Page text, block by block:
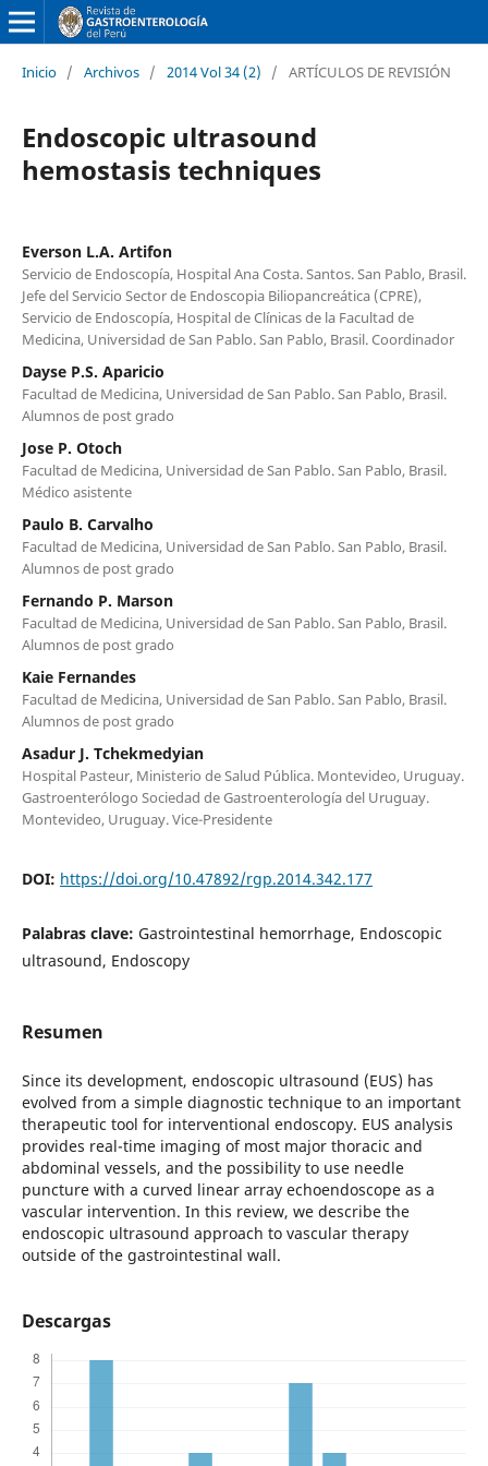
Inicio / Archivos / 2014 Vol 34 (2) / ARTÍCULOS DE REVISIÓN
Endoscopic ultrasound
hemostasis techniques
Everson L.A. Artifon
Servicio de Endoscopía, Hospital Ana Costa. Santos. San Pablo, Brasil.
Jefe del Servicio Sector de Endoscopia Biliopancreática (CPRE),
Servicio de Endoscopía, Hospital de Clínicas de la Facultad de
Medicina, Universidad de San Pablo. San Pablo, Brasil. Coordinador
Dayse P.S. Aparicio
Facultad de Medicina, Universidad de San Pablo. San Pablo, Brasil.
Alumnos de post grado
Jose P. Otoch
Facultad de Medicina, Universidad de San Pablo. San Pablo, Brasil.
Médico asistente
Paulo B. Carvalho
Facultad de Medicina, Universidad de San Pablo. San Pablo, Brasil.
Alumnos de post grado
Fernando P. Marson
Facultad de Medicina, Universidad de San Pablo. San Pablo, Brasil.
Alumnos de post grado
Kaie Fernandes
Facultad de Medicina, Universidad de San Pablo. San Pablo, Brasil.
Alumnos de post grado
Asadur J. Tchekmedyian
Hospital Pasteur, Ministerio de Salud Pública. Montevideo, Uruguay.
Gastroenterólogo Sociedad de Gastroenterología del Uruguay.
Montevideo, Uruguay. Vice-Presidente
DOI: https://doi.org/10.47892/rgp.2014.342.177
Palabras clave: Gastrointestinal hemorrhage, Endoscopic
ultrasound, Endoscopy
Resumen
Since its development, endoscopic ultrasound (EUS) has
evolved from a simple diagnostic technique to an important
therapeutic tool for interventional endoscopy. EUS analysis
provides real-time imaging of most major thoracic and
abdominal vessels, and the possibility to use needle
puncture with a curved linear array echoendoscope as a
vascular intervention. In this review, we describe the
endoscopic ultrasound approach to vascular therapy
outside of the gastrointestinal wall.
Descargas